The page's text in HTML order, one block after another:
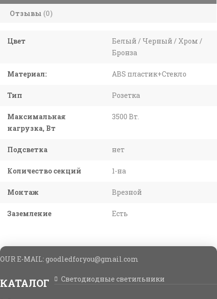
Отзывы (0)
Цвет
Белый / Черный / Хром /
Бронза
Материал: ABS пластик+Стекло
Тип Розетка
Максимальная
нагрузка, Вт
3500 Вт.
Подсветка нет
Количество секций 1-на
Монтаж Врезной
Заземление Есть
OUR E-MAIL: goodledforyou@gmail.cоm
КАТАЛОГ Светодиодные светильники